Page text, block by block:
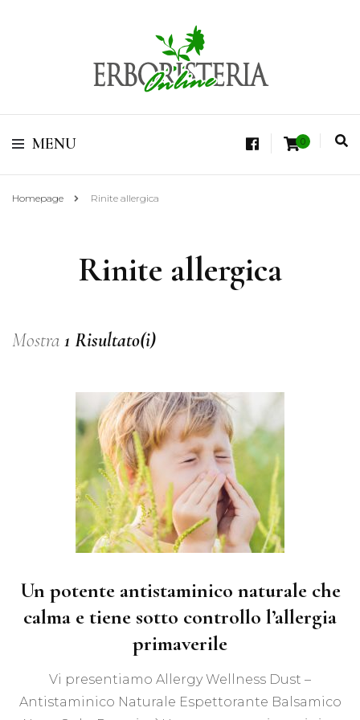
Erboristeria Shop
Online Tisane
Vendita di Botaniche, Erbe e Spezie Officinali, Tisane Terapeutiche Esclusive,
MENU 0
Homepage Rinite allergica
Rinite allergica
Mostra 1 Risultato(i)
Un potente antistaminico naturale che
calma e tiene sotto controllo l’allergia
primaverile
Vi presentiamo Allergy Wellness Dust –
Antistaminico Naturale Espettorante Balsamico